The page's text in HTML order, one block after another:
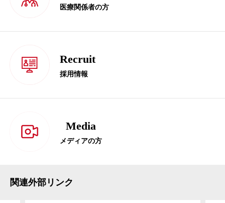
医療関係者の方
Recruit
採用情報
Media
メディアの方
関連外部リンク